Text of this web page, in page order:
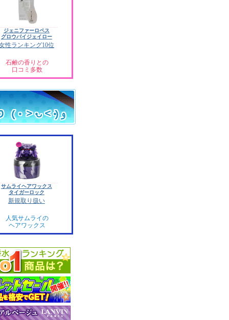
ジェニファーロペス
グロウバイジェイロー
性ランキング10位
石鹸の香りとの
口コミ多数
サムライヘアワックス
タイガーロック
新規取り扱い
人気サムライの
ヘアワックス